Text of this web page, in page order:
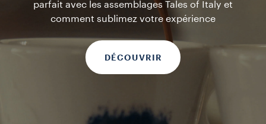
parfait avec les assemblages Tales of Italy et
comment sublimez votre expérience
DÉCOUVRIR